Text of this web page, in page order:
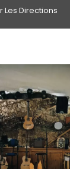
Les Directions